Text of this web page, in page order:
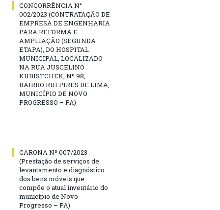
CONCORRÊNCIA N°
002/2023 (CONTRATAÇÃO DE
EMPRESA DE ENGENHARIA
PARA REFORMA E
AMPLIAÇÃO (SEGUNDA
ETAPA), DO HOSPITAL
MUNICIPAL, LOCALIZADO
NA RUA JUSCELINO
KUBISTCHEK, Nº 98,
BAIRRO RUI PIRES DE LIMA,
MUNICÍPIO DE NOVO
PROGRESSO – PA)
CARONA Nº 007/2023
(Prestação de serviços de
levantamento e diagnóstico
dos bens móveis que
compõe o atual inventário do
município de Novo
Progresso – PA)